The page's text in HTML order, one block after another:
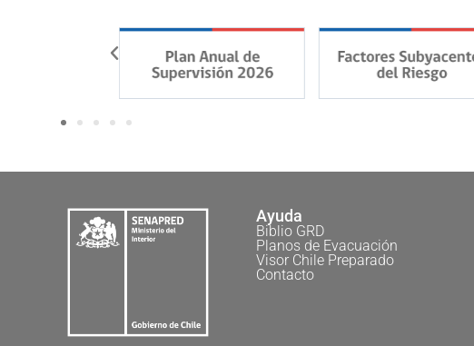
Ayuda
Biblio GRD
Planos de Evacuación
Visor Chile Preparado
Contacto